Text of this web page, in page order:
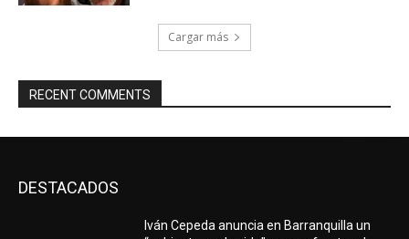
Cargar más
RECENT COMMENTS
DESTACADOS
Iván Cepeda anuncia en Barranquilla un